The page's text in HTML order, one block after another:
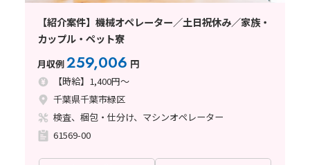
【紹介案件】機械オペレーター／土日祝休み／家族・
カップル・ペット寮
月収例259,006 円
【時給】1,400円～
千葉県千葉市緑区
検査、梱包・仕分け、マシンオペレーター
61569-00